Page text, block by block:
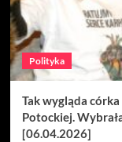
Polityka
Tak wygląda
Potockiej.
[06.04.2026]